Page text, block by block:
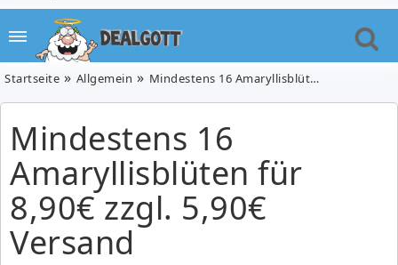
Startseite Allgemein Mindestens 16 Amaryllisblüten für 8,90€ zzgl. 5,90€ Versand
Mindestens 16
Amaryllisblüten für
8,90€ zzgl. 5,90€
Versand